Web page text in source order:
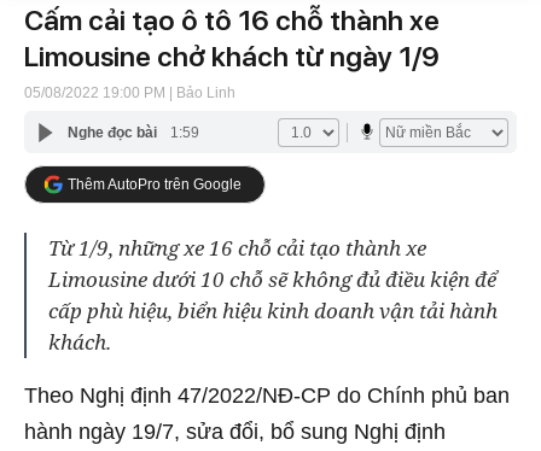
Cấm cải tạo ô tô 16 chỗ thành xe
Limousine chở khách từ ngày 1/9
05/08/2022 19:00 PM | Bảo Linh
Nghe đọc bài 1:59
Thêm AutoPro trên Google
Từ 1/9, những xe 16 chỗ cải tạo thành xe
Limousine dưới 10 chỗ sẽ không đủ điều kiện để
cấp phù hiệu, biển hiệu kinh doanh vận tải hành
khách.
Theo Nghị định 47/2022/NĐ-CP do Chính phủ ban
hành ngày 19/7, sửa đổi, bổ sung Nghị định